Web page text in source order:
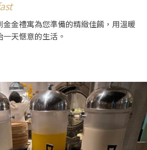
金金禮寓為您準備的精緻佳餚，用溫暖
天愜意的生活。